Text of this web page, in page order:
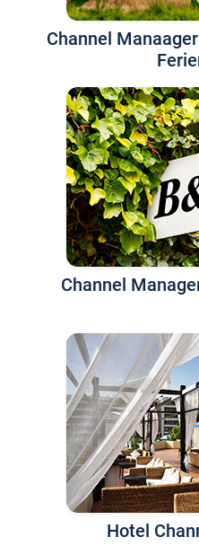
Channel
Channel
Hotel